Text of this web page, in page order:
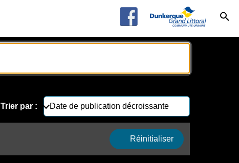
Trier par :
Réinitialiser